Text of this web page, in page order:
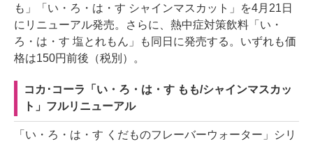
も」「い・ろ・は・す シャインマスカット」を4月21日
にリニューアル発売。さらに、熱中症対策飲料「い・
ろ・は・す 塩とれもん」も同日に発売する。いずれも価
格は150円前後（税別）。
コカ･コーラ「い・ろ・は・す もも/シャインマスカッ
ト」フルリニューアル
「い・ろ・は・す くだものフレーバーウォーター」シリ